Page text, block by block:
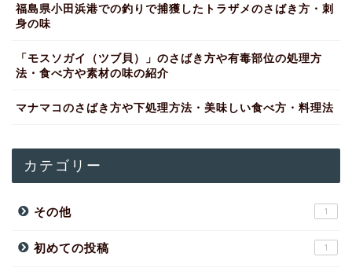
福島県小田浜港での釣りで捕獲したトラザメのさばき方・刺
身の味
「モスソガイ（ツブ貝）」のさばき方や有毒部位の処理方
法・食べ方や素材の味の紹介
マナマコのさばき方や下処理方法・美味しい食べ方・料理法
カテゴリー
その他 1
初めての投稿 1